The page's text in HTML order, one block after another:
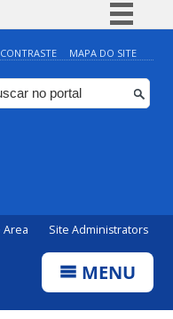
Simplifique!
Comunica BR
Participe
MAPA DO SITE
Area Site Administrators
MENU